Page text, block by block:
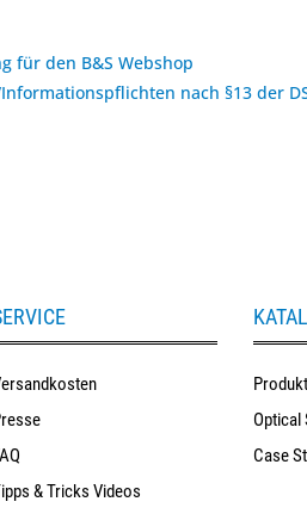
für den B&S Webshop
nach §13 der
& Tricks Videos
Optical
Case